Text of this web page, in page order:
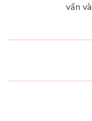
vấn